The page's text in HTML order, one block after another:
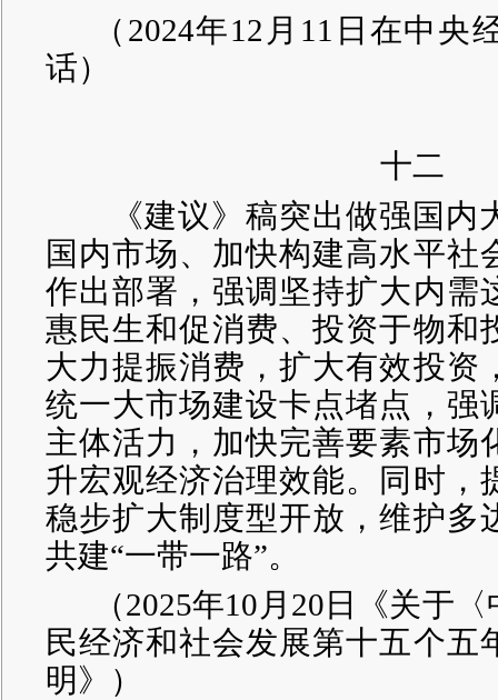
（ 2024年12月11日在中央
话）
十二
《建议》稿突出做强国内
国内市场、加快构建高水平社
作出部署，强调坚持扩大内需
惠民生和促消费、投资于物和
大力提振消费，扩大有效投资
统一大市场建设卡点堵点，强
主体活力，加快完善要素市场
升宏观经济治理效能。同时，
稳步扩大制度型开放，维护多
共建“一带一路”。
（2025年10月20日《关于
民经济和社会发展第十五个五
明》）